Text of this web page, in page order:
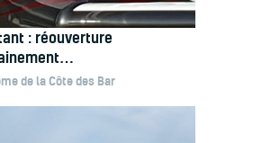
: réouverture
de la Côte des Bar